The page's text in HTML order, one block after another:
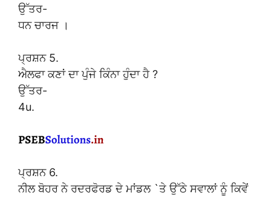
ਉੱਤਰ-
ਧਨ ਚਾਰਜ ।
ਪ੍ਰਸ਼ਨ 5.
ਐਲਫਾ ਕਣਾਂ ਦਾ ਪੁੰਜੇ ਕਿੰਨਾ ਹੁੰਦਾ ਹੈ ?
ਉੱਤਰ-
4u.
ਪ੍ਰਸ਼ਨ 6.
ਨੀਲ ਬੋਹਰ ਨੇ ਰਦਰਫੋਰਡ ਦੇ ਮਾਂਡਲ `ਤੇ ਉੱਠੇ ਸਵਾਲਾਂ ਨੂੰ ਕਿਵੇਂ